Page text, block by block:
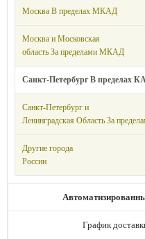
Москва В пределах МКАД
Москва и Московская
область За пределами МКАД
Санкт-Петербург В пределах
Санкт-Петербург и
Ленинградская Область За
Другие города
России
График